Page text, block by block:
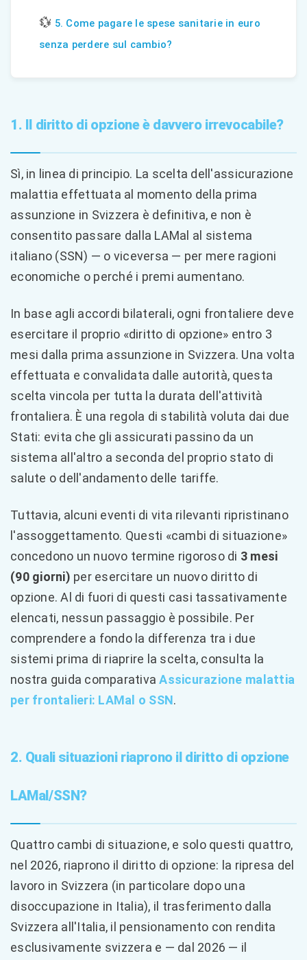
💱 5. Come pagare le spese sanitarie in euro
senza perdere sul cambio?
1. Il diritto di opzione è davvero irrevocabile?
Sì, in linea di principio. La scelta dell'assicurazione
malattia effettuata al momento della prima
assunzione in Svizzera è definitiva, e non è
consentito passare dalla LAMal al sistema
italiano (SSN) — o viceversa — per mere ragioni
economiche o perché i premi aumentano.
In base agli accordi bilaterali, ogni frontaliere deve
esercitare il proprio «diritto di opzione» entro 3
mesi dalla prima assunzione in Svizzera. Una volta
effettuata e convalidata dalle autorità, questa
scelta vincola per tutta la durata dell'attività
frontaliera. È una regola di stabilità voluta dai due
Stati: evita che gli assicurati passino da un
sistema all'altro a seconda del proprio stato di
salute o dell'andamento delle tariffe.
Tuttavia, alcuni eventi di vita rilevanti ripristinano
l'assoggettamento. Questi «cambi di situazione»
concedono un nuovo termine rigoroso di 3 mesi
(90 giorni) per esercitare un nuovo diritto di
opzione. Al di fuori di questi casi tassativamente
elencati, nessun passaggio è possibile. Per
comprendere a fondo la differenza tra i due
sistemi prima di riaprire la scelta, consulta la
nostra guida comparativaAssicurazione malattia
per frontalieri: LAMal o SSN.
2. Quali situazioni riaprono il diritto di opzione
LAMal/SSN?
Quattro cambi di situazione, e solo questi quattro,
nel 2026, riaprono il diritto di opzione: la ripresa del
lavoro in Svizzera (in particolare dopo una
disoccupazione in Italia), il trasferimento dalla
Svizzera all'Italia, il pensionamento con rendita
esclusivamente svizzera e — dal 2026 — il